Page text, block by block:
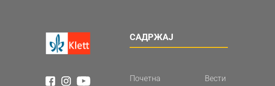
САДРЖАЈ
Почетна Вести